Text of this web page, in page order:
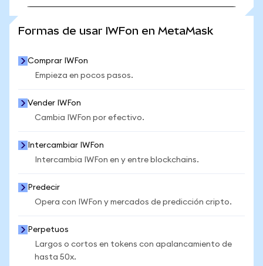
Formas de usar IWFon en MetaMask
Comprar IWFon
Empieza en pocos pasos.
Vender IWFon
Cambia IWFon por efectivo.
Intercambiar IWFon
Intercambia IWFon en y entre blockchains.
Predecir
Opera con IWFon y mercados de predicción cripto.
Perpetuos
Largos o cortos en tokens con apalancamiento de
hasta 50x.